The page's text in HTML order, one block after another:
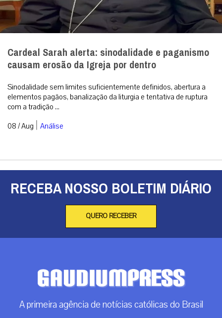
Cardeal Sarah alerta: sinodalidade e paganismo
causam erosão da Igreja por dentro
Sinodalidade sem limites suficientemente definidos, abertura a
elementos pagãos, banalização da liturgia e tentativa de ruptura
com a tradição ...
08 / Aug | Análise
RECEBA NOSSO BOLETIM DIÁRIO
QUERO RECEBER
A primeira agência de notícias católicas do Brasil